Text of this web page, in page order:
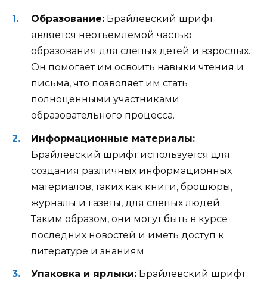
Образование: Брайлевский шрифт
является неотъемлемой частью
образования для слепых детей и взрослых.
Он помогает им освоить навыки чтения и
письма, что позволяет им стать
полноценными участниками
образовательного процесса.
Информационные материалы:
Брайлевский шрифт используется для
создания различных информационных
материалов, таких как книги, брошюры,
журналы и газеты, для слепых людей.
Таким образом, они могут быть в курсе
последних новостей и иметь доступ к
литературе и знаниям.
Упаковка и ярлыки: Брайлевский шрифт